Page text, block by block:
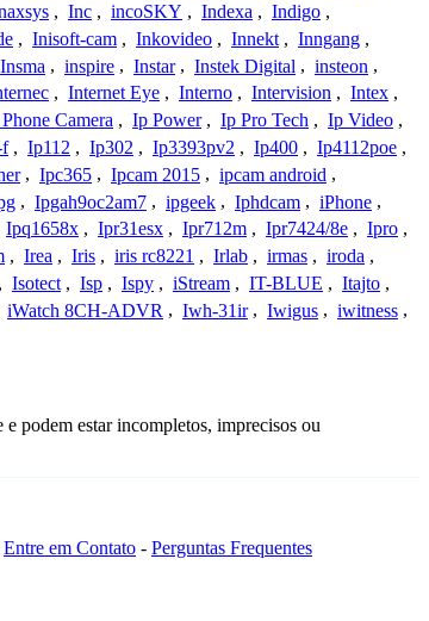
, Inc , incoSKY , Indexa , Indigo ,
, Inisoft-cam , Inkovideo , Innekt , Inngang ,
Insma , inspire , Instar , Instek Digital , insteon ,
, Internet Eye , Interno , Intervision , Intex ,
Camera , Ip Power , Ip Pro Tech , Ip Video ,
f , Ip112 , Ip302 , Ip3393pv2 , Ip400 , Ip4112poe ,
, Ipc365 , Ipcam 2015 , ipcam android ,
, Ipgah9oc2am7 , ipgeek , Iphdcam , iPhone ,
Ipq1658x , Ipr31esx , Ipr712m , Ipr7424/8e , Ipro ,
, Irea , Iris , iris rc8221 , Irlab , irmas , iroda ,
, Isotect , Isp , Ispy , iStream , IT-BLUE , Itajto ,
iWatch 8CH-ADVR , Iwh-31ir , Iwigus , iwitness ,
podem estar incompletos, imprecisos ou
Entre em Contato - Perguntas Frequentes